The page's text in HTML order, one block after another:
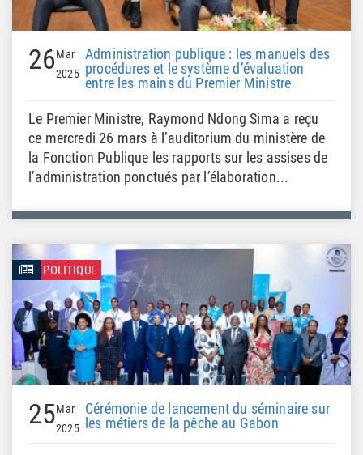
26Mar
2025
Administration publique : les manuels des
procédures et le système d’évaluation
entre les mains du Premier Ministre
Le Premier Ministre, Raymond Ndong Sima a reçu
ce mercredi 26 mars à l’auditorium du ministère de
la Fonction Publique les rapports sur les assises de
l’administration ponctués par l’élaboration...
POLITIQUE
25Mar
2025
Cérémonie de lancement du séminaire sur
les métiers de la pêche au Gabon